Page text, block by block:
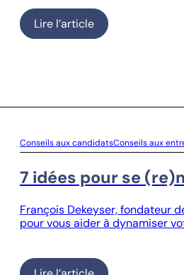
Lire l’article
Conseils aux candidatsConseils aux
7 idées pour se
François Dekeyser, fondateur
pour vous aider à dynamiser